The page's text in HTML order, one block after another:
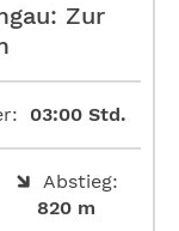
Zur
03:00 Std.
Abstieg:
820 m